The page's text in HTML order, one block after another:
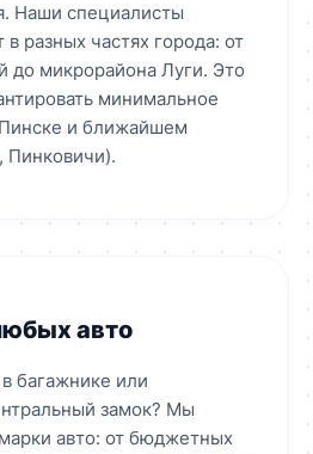
Наши специалисты
разных частях города: от
до микрорайона Луги. Это
минимальное
и ближайшем
Пинковичи).
авто
багажнике или
замок? Мы
авто: от бюджетных